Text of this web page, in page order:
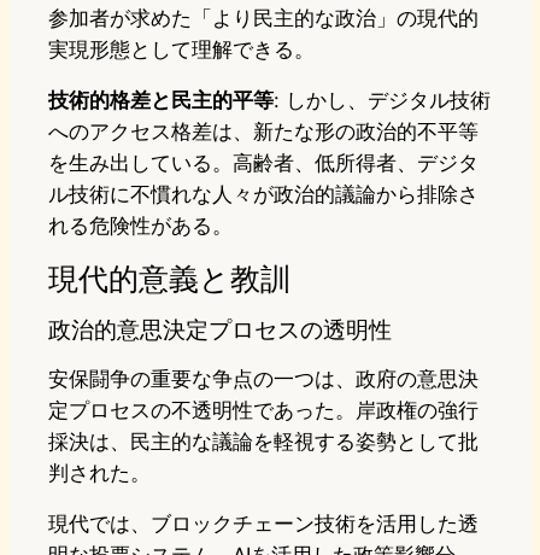
参加者が求めた「より民主的な政治」の現代的
実現形態として理解できる。
技術的格差と民主的平等: しかし、デジタル技術
へのアクセス格差は、新たな形の政治的不平等
を生み出している。高齢者、低所得者、デジタ
ル技術に不慣れな人々が政治的議論から排除さ
れる危険性がある。
現代的意義と教訓
政治的意思決定プロセスの透明性
安保闘争の重要な争点の一つは、政府の意思決
定プロセスの不透明性であった。岸政権の強行
採決は、民主的な議論を軽視する姿勢として批
判された。
現代では、ブロックチェーン技術を活用した透